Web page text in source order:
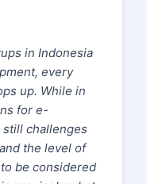
in Indonesia
every
up. While in
for e-
challenges
the level of
be considered